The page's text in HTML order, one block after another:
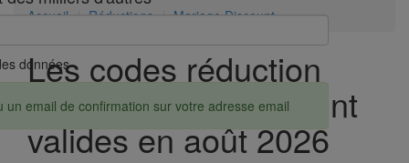
Accueil Réductions Mariage Discount
Les codes réduction
pour Mariage Discount
valides en août 2026
données
email de confirmation sur votre adresse email